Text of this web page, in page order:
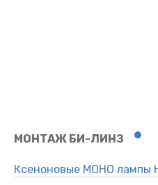
МОНТАЖ БИ-ЛИНЗ
Ксеноновые МОНО лампы